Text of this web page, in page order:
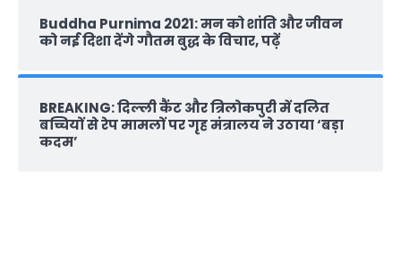
Buddha Purnima 2021: मन को शांति और जीवन
को नई दिशा देंगे गौतम बुद्ध के विचार, पढ़ें
BREAKING: दिल्‍ली कैंट और त्रिलोकपुरी में दलित
बच्चियों से रेप मामलों पर गृह मंत्रालय ने उठाया ‘बड़ा
कदम’